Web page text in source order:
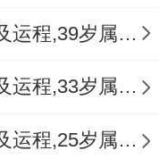
真知、两种截
1985年属牛女2024年运势及运程,39岁属牛人2024全年每月运势女性如何
1991年属羊女2024年运势及运程,33岁属羊人2024全年每月运势女性如何
1999年属兔女2024年运势及运程,25岁属兔人2024全年每月运势女性如何